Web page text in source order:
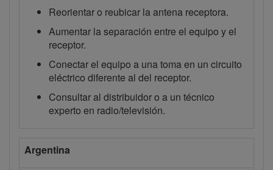
Reorientar o reubicar la antena receptora.
Aumentar la separación entre el equipo y el
receptor.
Conectar el equipo a una toma en un circuito
eléctrico diferente al del receptor.
Consultar al distribuidor o a un técnico
experto en radio/televisión.
Argentina